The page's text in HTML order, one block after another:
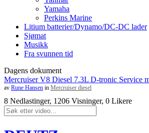
Yamaha
Perkins Marine
Litium batterier/Dynamo/DC-DC lader
Sjømat
Musikk
Fra svunnen tid
Dagens dokument
Mercruiser V8 Diesel 7.3L D-tronic Service
av Rune Hansen in Mercruiser diesel
8 Nedlastinger, 1206 Visninger, 0 Likere